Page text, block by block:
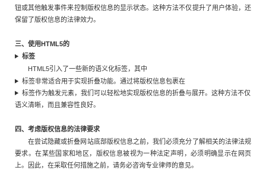
钮或其他触发事件来控制版权信息的显示状态。这种方法不仅提升了用户体验，还
保留了版权信息的法律效力。
三、使用HTML5的
标签
HTML5引入了一些新的语义化标签，其中
标签非常适合用于实现折叠功能。通过将版权信息包裹在
标签作为触发元素，我们可以轻松地实现版权信息的折叠与展开。这种方法不仅
语义清晰，而且兼容性良好。
四、考虑版权信息的法律要求
在尝试隐藏或折叠网站底部版权信息之前，我们必须充分了解相关的法律法规
要求。在某些国家和地区，版权信息被视为一种法定声明，必须明确显示在网页
上。因此，在采取任何措施之前，请务必咨询专业律师的意见。